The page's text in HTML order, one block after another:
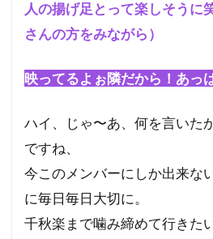
人の揚げ足とって楽しそうに
さんの方をみながら）
映ってるよぉ隣だから！あっ
ハイ、じゃ〜あ、何を言いた
ですね、
今このメンバーにしか出来な
に毎日毎日大切に。
千秋楽まで噛み締めて行きた